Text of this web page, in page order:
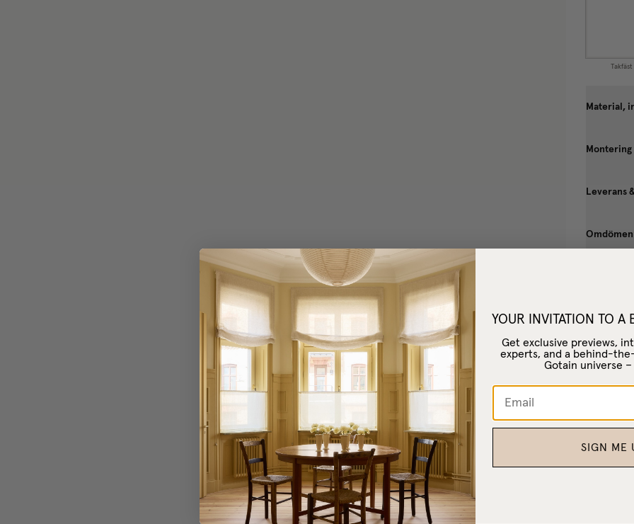
Takfäst
Material,
Montering
Leverans
Omdömen
YOUR INVITATION TO A
Get exclusive previews,
experts, and a behind-
Gotain universe
SIGN ME